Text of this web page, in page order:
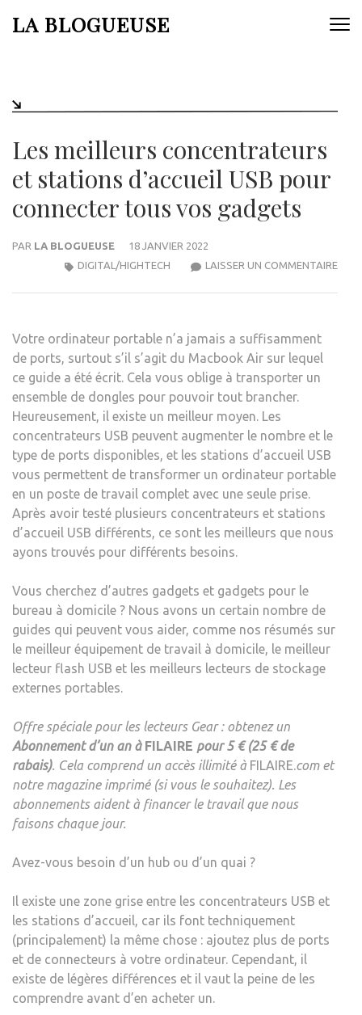
auLA BLOGUEUSE
Les meilleurs concentrateurs
et stations d’accueil USB pour
connecter tous vos gadgets
PAR LA BLOGUEUSE
18 JANVIER 2022
LAISSER UN COMMENTAIRELES
DIGITAL/HIGHTECH
Votre ordinateur portable n’a jamais a suffisamment
de ports, surtout s’il s’agit du Macbook Air sur lequel
ce guide a été écrit. Cela vous oblige à transporter un
ensemble de dongles pour pouvoir tout brancher.
Heureusement, il existe un meilleur moyen. Les
concentrateurs USB peuvent augmenter le nombre et le
type de ports disponibles, et les stations d’accueil USB
vous permettent de transformer un ordinateur portable
en un poste de travail complet avec une seule prise.
Après avoir testé plusieurs concentrateurs et stations
d’accueil USB différents, ce sont les meilleurs que nous
ayons trouvés pour différents besoins.
Vous cherchez d’autres gadgets et gadgets pour le
bureau à domicile ? Nous avons un certain nombre de
guides qui peuvent vous aider, comme nos résumés sur
le meilleur équipement de travail à domicile, le meilleur
lecteur flash USB et les meilleurs lecteurs de stockage
externes portables.
Offre spéciale pour les lecteurs Gear : obtenez un
Abonnement d’un an à FILAIRE pour 5 € (25 € de
rabais). Cela comprend un accès illimité à FILAIRE.com et
notre magazine imprimé (si vous le souhaitez). Les
abonnements aident à financer le travail que nous
faisons chaque jour.
Avez-vous besoin d’un hub ou d’un quai ?
Il existe une zone grise entre les concentrateurs USB et
les stations d’accueil, car ils font techniquement
(principalement) la même chose : ajoutez plus de ports
et de connecteurs à votre ordinateur. Cependant, il
existe de légères différences et il vaut la peine de les
comprendre avant d’en acheter un.